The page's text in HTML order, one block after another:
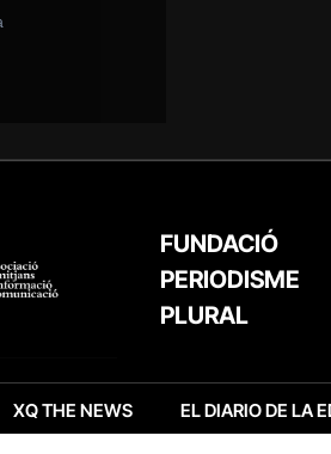
FUNDACIÓ
PERIODISME
PLURAL
XQ THE NEWS EL DIARIO DE LA